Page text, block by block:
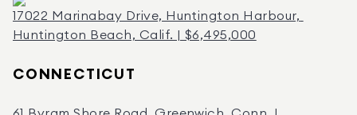
17022 Marinabay Drive, Huntington Harbour,
Huntington Beach, Calif. | $6,495,000
CONNECTICUT